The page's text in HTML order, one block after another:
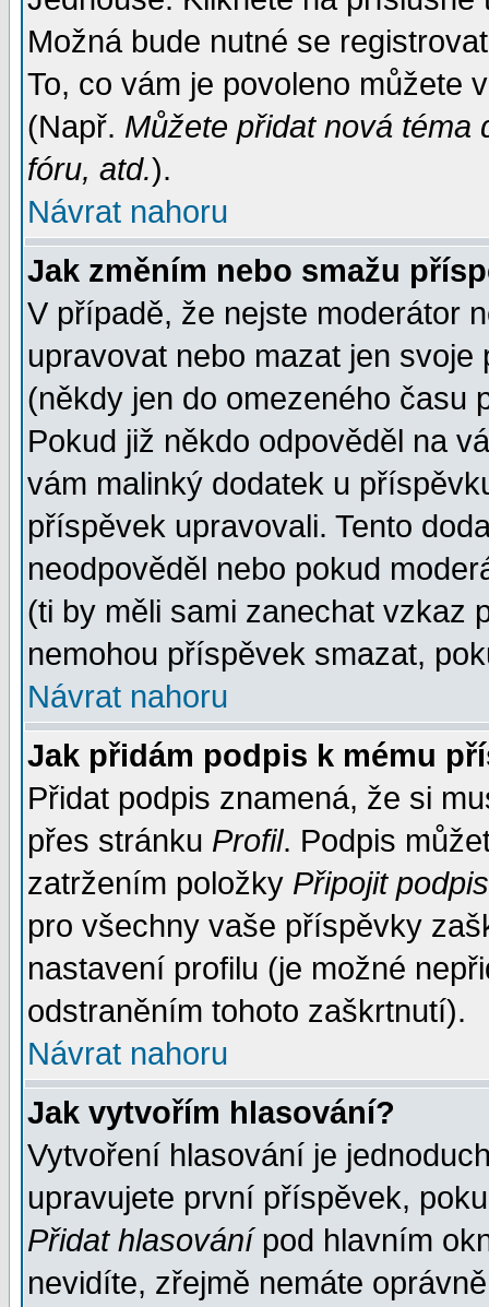
Možná bude nutné se
To, co vám je povoleno můžete
(Např. Můžete přidat nová téma
fóru, atd.).
Návrat nahoru
Jak změním nebo smažu
V případě, že nejste moderátor
upravovat nebo mazat jen
(někdy jen do omezeného
Pokud již někdo odpověděl na
vám malinký dodatek u
příspěvek upravovali. Tento
neodpověděl nebo pokud
(ti by měli sami zanechat vzkaz
nemohou příspěvek smazat,
Návrat nahoru
Jak přidám podpis k mému
Přidat podpis znamená, že si
přes stránku Profil. Podpis
zatržením položky Připojit podpis
pro všechny vaše příspěvky
nastavení profilu (je možné
odstraněním tohoto zaškrtnutí).
Návrat nahoru
Jak vytvořím hlasování?
Vytvoření hlasování je
upravujete první příspěvek,
Přidat hlasovánípod hlavním
nevidíte, zřejmě nemáte